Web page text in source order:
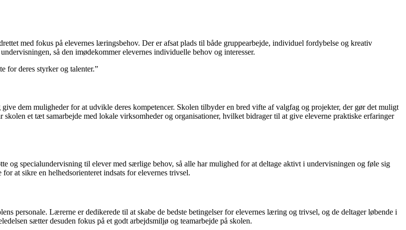
med fokus på elevernes læringsbehov. Der er afsat plads til både gruppearbejde, individuel fordybelse og kreativ
så den imødekommer elevernes individuelle behov og interesser.
for deres styrker og talenter.”
dem muligheder for at udvikle deres kompetencer. Skolen tilbyder en bred vifte af valgfag og projekter, der gør det muligt
et tæt samarbejde med lokale virksomheder og organisationer, hvilket bidrager til at give eleverne praktiske erfaringer
og specialundervisning til elever med særlige behov, så alle har mulighed for at deltage aktivt i undervisningen og føle sig
at sikre en helhedsorienteret indsats for elevernes trivsel.
personale. Lærerne er dedikerede til at skabe de bedste betingelser for elevernes læring og trivsel, og de deltager løbende i
sætter desuden fokus på et godt arbejdsmiljø og teamarbejde på skolen.